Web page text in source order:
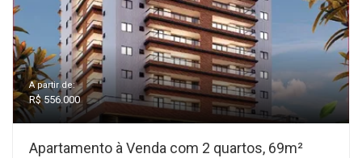
A partir de:
R$ 556.000
Apartamento à Venda com 2 quartos, 69m²